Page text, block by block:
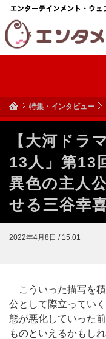
特集・インタビュー
【大河ドラ
13人」第13
異色の主人
せる三谷幸
2022年4月8日 / 15:01
こういった描写を積
公として際立ってい
態が悪化していった
ものといえるかもし